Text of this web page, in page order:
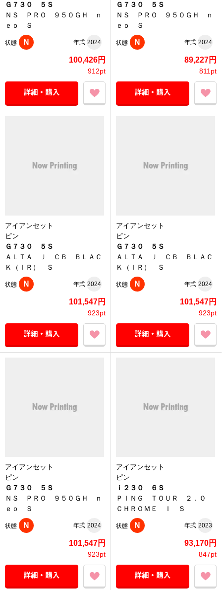
Ｇ７３０ ５Ｓ
ＮＳ ＰＲＯ ９５０ＧＨ ｎ
ｅｏ Ｓ
状態 N 年式 2024
100,426円
912pt
Ｇ７３０ ５Ｓ
ＮＳ ＰＲＯ ９５０ＧＨ ｎ
ｅｏ Ｓ
状態 N 年式 2024
89,227円
811pt
アイアンセット
ピン
Ｇ７３０ ５Ｓ
ＡＬＴＡ Ｊ ＣＢ ＢＬＡＣ
Ｋ（ＩＲ） Ｓ
状態 N 年式 2024
101,547円
923pt
アイアンセット
ピン
Ｇ７３０ ５Ｓ
ＡＬＴＡ Ｊ ＣＢ ＢＬＡＣ
Ｋ（ＩＲ） Ｓ
状態 N 年式 2024
101,547円
923pt
アイアンセット
ピン
Ｇ７３０ ５Ｓ
ＮＳ ＰＲＯ ９５０ＧＨ ｎ
ｅｏ Ｓ
状態 N 年式 2024
101,547円
923pt
アイアンセット
ピン
ｉ２３０ ６Ｓ
ＰＩＮＧ ＴＯＵＲ ２．０
ＣＨＲＯＭＥ Ｉ Ｓ
状態 N 年式 2023
93,170円
847pt